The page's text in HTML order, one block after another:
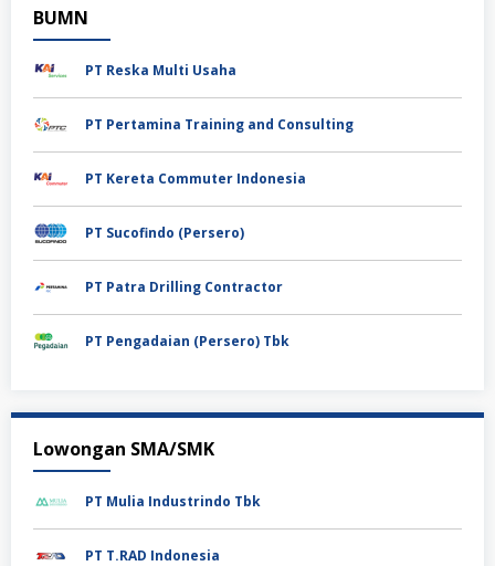
BUMN
PT Reska Multi Usaha
PT Pertamina Training and Consulting
PT Kereta Commuter Indonesia
PT Sucofindo (Persero)
PT Patra Drilling Contractor
PT Pengadaian (Persero) Tbk
Lowongan SMA/SMK
PT Mulia Industrindo Tbk
PT T.RAD Indonesia